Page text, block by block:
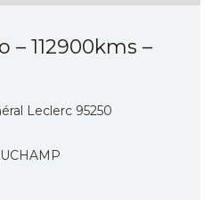
– 112900kms –
Leclerc 95250